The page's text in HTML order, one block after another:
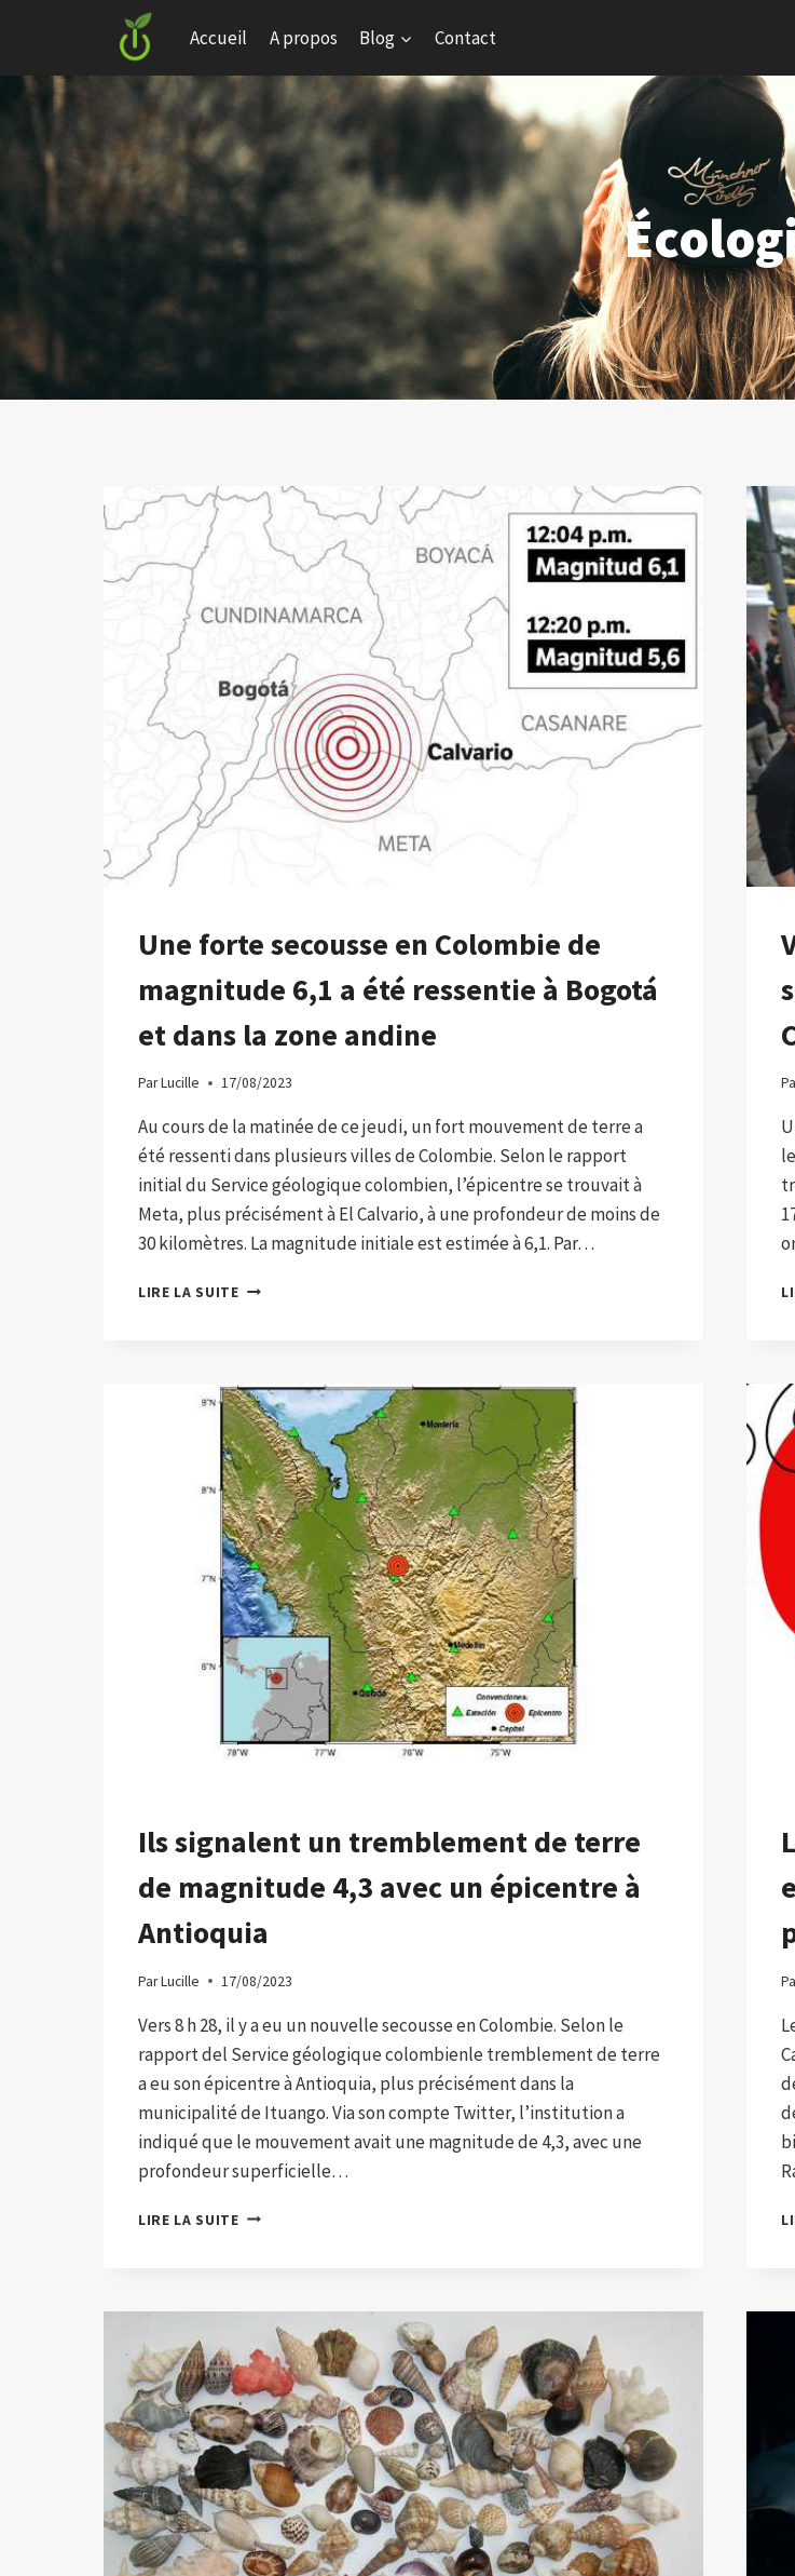
content
Accueil A propos Blog Contact
Une forte secousse en Colombie de
magnitude 6,1 a été ressentie à Bogotá
et dans la zone andine
ParLucille 17/08/2023
Au cours de la matinée de ce jeudi, un fort mouvement de terre a
été ressenti dans plusieurs villes de Colombie. Selon le rapport
initial du Service géologique colombien, l’épicentre se trouvait à
Meta, plus précisément à El Calvario, à une profondeur de moins de
30 kilomètres. La magnitude initiale est estimée à 6,1. Par…
LIRE LA SUITEUNE
DE
MAGNITUDE
6,1
A
ÉTÉ
RESSENTIE
À
BOGOTÁ
ET
DANS
LA
ZONE
ANDINE
Ils signalent un tremblement de terre
de magnitude 4,3 avec un épicentre à
Antioquia
ParLucille 17/08/2023
Vers 8 h 28, il y a eu un nouvelle secousse en Colombie. Selon le
rapport del Service géologique colombienle tremblement de terre
a eu son épicentre à Antioquia, plus précisément dans la
municipalité de Ituango. Via son compte Twitter, l’institution a
indiqué que le mouvement avait une magnitude de 4,3, avec une
profondeur superficielle…
LIRE LA SUITEILS
TERRE
DE
MAGNITUDE
4,3
AVEC
UN
ÉPICENTRE
À
ANTIOQUIA